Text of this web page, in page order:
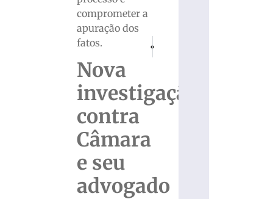
comprometer a
apuração dos
fatos.
Nova
investigação
contra
Câmara
e seu
advogado